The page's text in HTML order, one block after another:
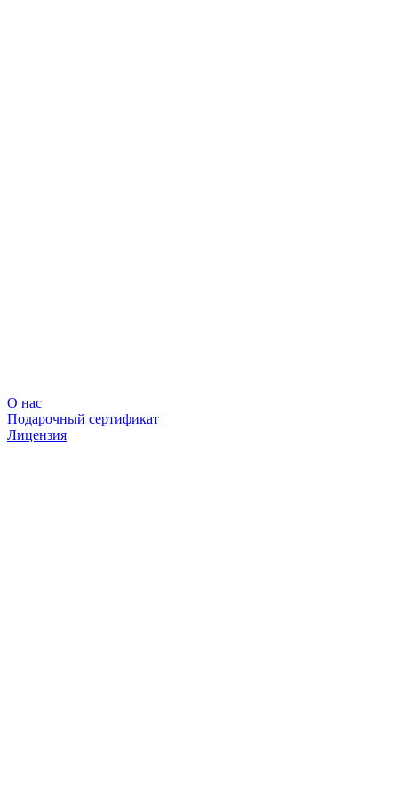
О нас
Подарочный сертификат
Лицензия